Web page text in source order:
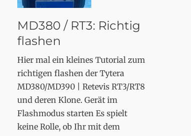
MD380 / RT3: Richtig
flashen
Hier mal ein kleines Tutorial zum
richtigen flashen der Tytera
MD380/MD390 | Retevis RT3/RT8
und deren Klone. Gerät im
Flashmodus starten Es spielt
keine Rolle, ob Ihr mit dem